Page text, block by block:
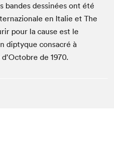
bandes dessinées ont été
en Italie et The
pour la cause est le
diptyque consacré à
de 1970.